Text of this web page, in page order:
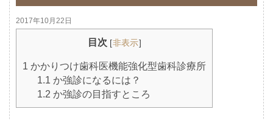
2017年10月22日
目次 [非表示]
1 かかりつけ歯科医機能強化型歯科診療所
1.1 か強診になるには？
1.2 か強診の目指すところ